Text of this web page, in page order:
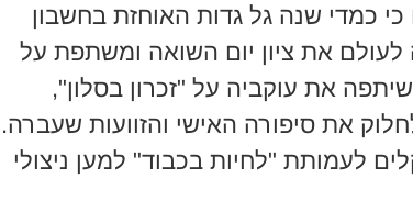
כמדי שנה גל גדות האוחזת בחשבון
לעולם את ציון יום השואה ומשתפת על
את עוקביה על "זכרון בסלון",
את סיפורה האישי והזוועות שעברה.
היא קוראת לעוקביה לתרום 40 שקלים לעמותת "לחיות בכבוד" למען ניצולי